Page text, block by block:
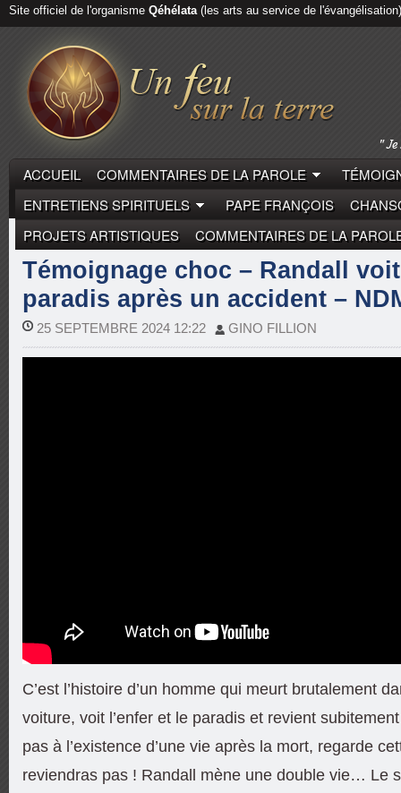
Site officiel de l'organisme Qéhélata(les arts au service de l'évangélisation)
ACCUEIL COMMENTAIRES DE LA PAROLE
ENTRETIENS SPIRITUELS
PAPE FRANÇOIS
PROJETS ARTISTIQUES
COMMENTAIRES DE LA
LAÏCS TÉMOIGNAGES DE VIE
Témoignage choc – Randall
paradis après un accident –
25 SEPTEMBRE 2024 12:22 GINO FILLION
C’est l’histoire d’un homme qui meurt brutalement
voiture, voit l’enfer et le paradis et revient
pas à l’existence d’une vie après la mort, regarde
reviendras pas ! Randall mène une double vie… Le